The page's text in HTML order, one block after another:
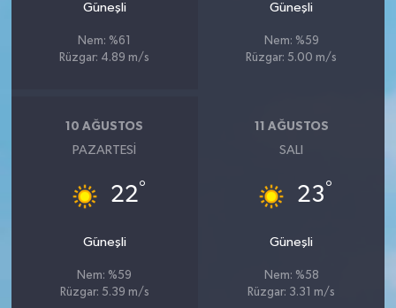
Güneşli
Nem: %61
Rüzgar: 4.89 m/s
Güneşli
Nem: %59
Rüzgar: 5.00 m/s
10 AĞUSTOS
PAZARTESI
22°
Güneşli
Nem: %59
Rüzgar: 5.39 m/s
11 AĞUSTOS
SALI
23°
Güneşli
Nem: %58
Rüzgar: 3.31 m/s